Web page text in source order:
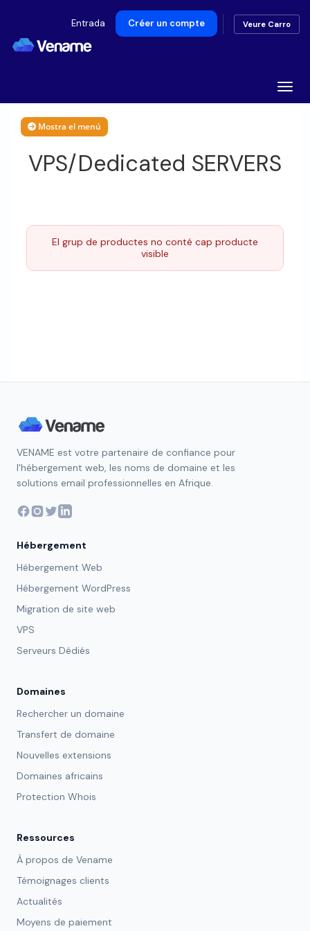
Entrada Créer un compte Veure Carro
Mostra el menú
VPS/Dedicated SERVERS
El grup de productes no conté cap producte
visible
VENAME est votre partenaire de confiance pour
l'hébergement web, les noms de domaine et les
solutions email professionnelles en Afrique.
Hébergement
Hébergement Web
Hébergement WordPress
Migration de site web
VPS
Serveurs Dédiés
Domaines
Rechercher un domaine
Transfert de domaine
Nouvelles extensions
Domaines africains
Protection Whois
Ressources
À propos de Vename
Témoignages clients
Actualités
Moyens de paiement